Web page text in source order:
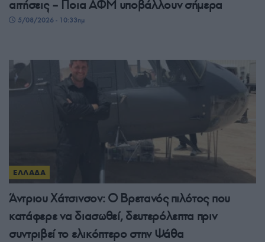
αιτήσεις – Ποια ΑΦΜ υποβάλλουν σήμερα
5/08/2026 - 10:33πμ
ΕΛΛΑΔΑ
Άντριου Χάτσινσον: Ο Βρετανός πιλότος που
κατάφερε να διασωθεί, δευτερόλεπτα πριν
συντριβεί το ελικόπτερο στην Ψάθα